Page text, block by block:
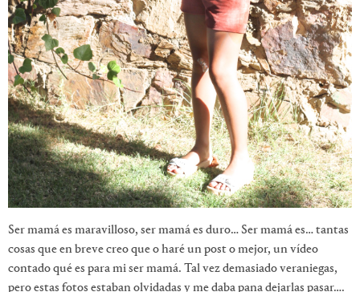
Ser mamá es maravilloso, ser mamá es duro… Ser mamá es… tantas
cosas que en breve creo que o haré un post o mejor, un vídeo
contado qué es para mi ser mamá. Tal vez demasiado veraniegas,
pero estas fotos estaban olvidadas y me daba pana dejarlas pasar….